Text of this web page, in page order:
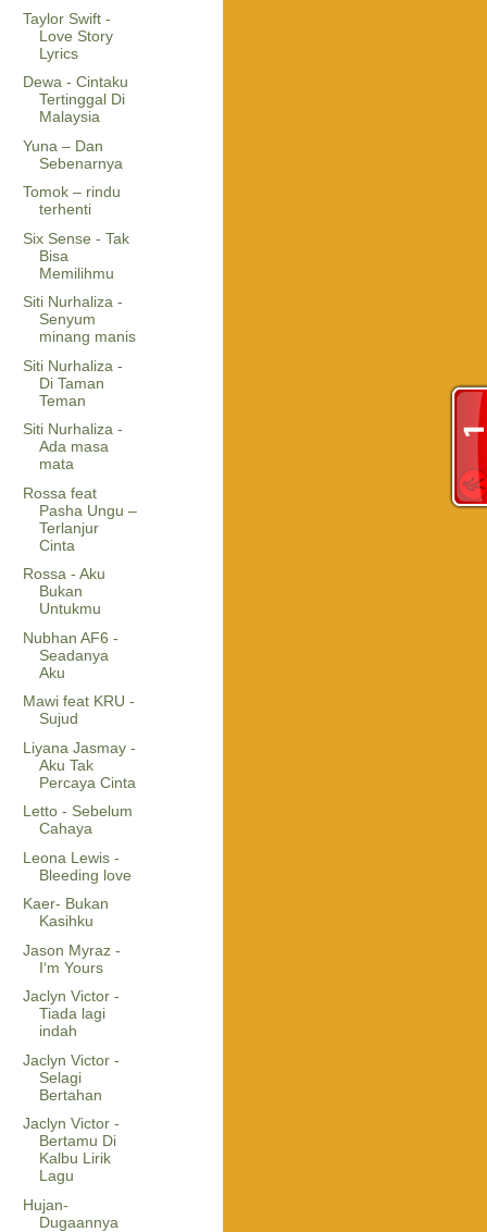
Taylor Swift -
Love Story
Lyrics
Dewa - Cintaku
Tertinggal Di
Malaysia
Yuna – Dan
Sebenarnya
Tomok – rindu
terhenti
Six Sense - Tak
Bisa
Memilihmu
Siti Nurhaliza -
Senyum
minang manis
Siti Nurhaliza -
Di Taman
Teman
Siti Nurhaliza -
Ada masa
mata
Rossa feat
Pasha Ungu –
Terlanjur
Cinta
Rossa - Aku
Bukan
Untukmu
Nubhan AF6 -
Seadanya
Aku
Mawi feat KRU -
Sujud
Liyana Jasmay -
Aku Tak
Percaya Cinta
Letto - Sebelum
Cahaya
Leona Lewis -
Bleeding love
Kaer- Bukan
Kasihku
Jason Myraz -
I‘m Yours
Jaclyn Victor -
Tiada lagi
indah
Jaclyn Victor -
Selagi
Bertahan
Jaclyn Victor -
Bertamu Di
Kalbu Lirik
Lagu
Hujan-
Dugaannya